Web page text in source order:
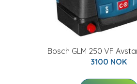
Bosch GLM 250 VF
3100 NOK